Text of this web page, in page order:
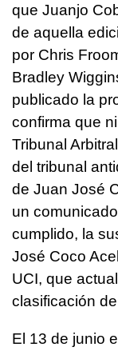
que Juanjo
de aquella
por Chris
Bradley
publicado la
confirma que
Tribunal
del tribunal
de Juan José
un
cumplido, la
José Coco
UCI, que
clasificación
El 13 de junio